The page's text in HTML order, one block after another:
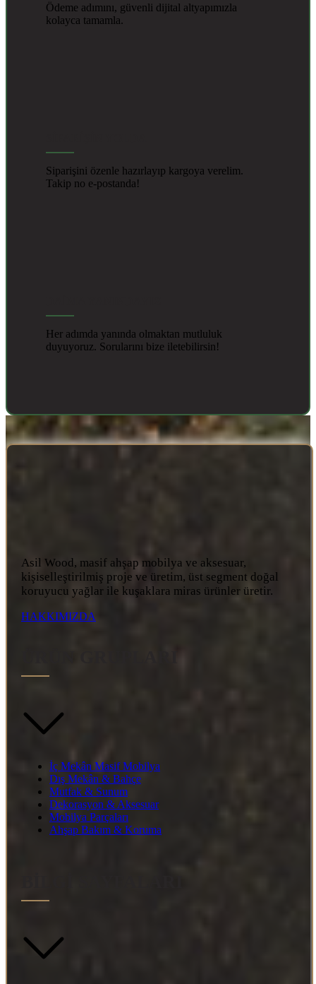
Ödeme adımını, güvenli dijital altyapımızla
kolayca tamamla.
Siparişini özenle hazırlayıp kargoya verelim.
Takip no e-postanda!
Her adımda yanında olmaktan mutluluk
duyuyoruz. Sorularını bize iletebilirsin!
Asil Wood, masif ahşap mobilya ve aksesuar,
kişiselleştirilmiş proje ve üretim, üst segment doğal
koruyucu yağlar ile kuşaklara miras ürünler üretir.
HAKKIMIZDA
İç Mekân Masif Mobilya
Dış Mekân & Bahçe
Mutfak & Sunum
Dekorasyon & Aksesuar
Mobilya Parçaları
Ahşap Bakım & Koruma